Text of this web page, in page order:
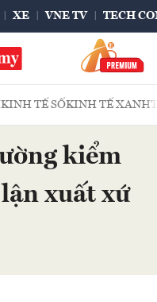
XE VNE TV TECH
KINH TẾ SỐKINH TẾ XANH
kiểm
xuất xứ